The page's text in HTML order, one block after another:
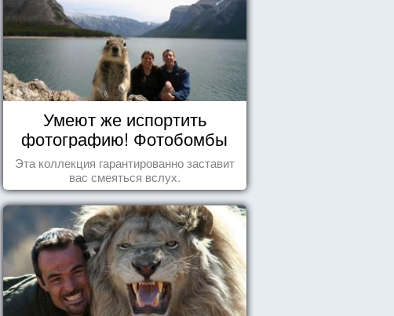
Умеют же испортить
фотографию! Фотобомбы
животных
Эта коллекция гарантированно заставит
вас смеяться вслух.